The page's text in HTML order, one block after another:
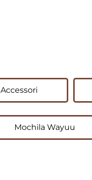
Accessori
Mochila Wayuu